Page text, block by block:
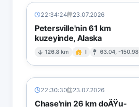
22:34:24 23.07.2026
Petersville'nin 61 km
kuzeyinde, Alaska
126.8 km I 63.04, -150.98
22:30:30 23.07.2026
Chase'nin 26 km doÄŸu-